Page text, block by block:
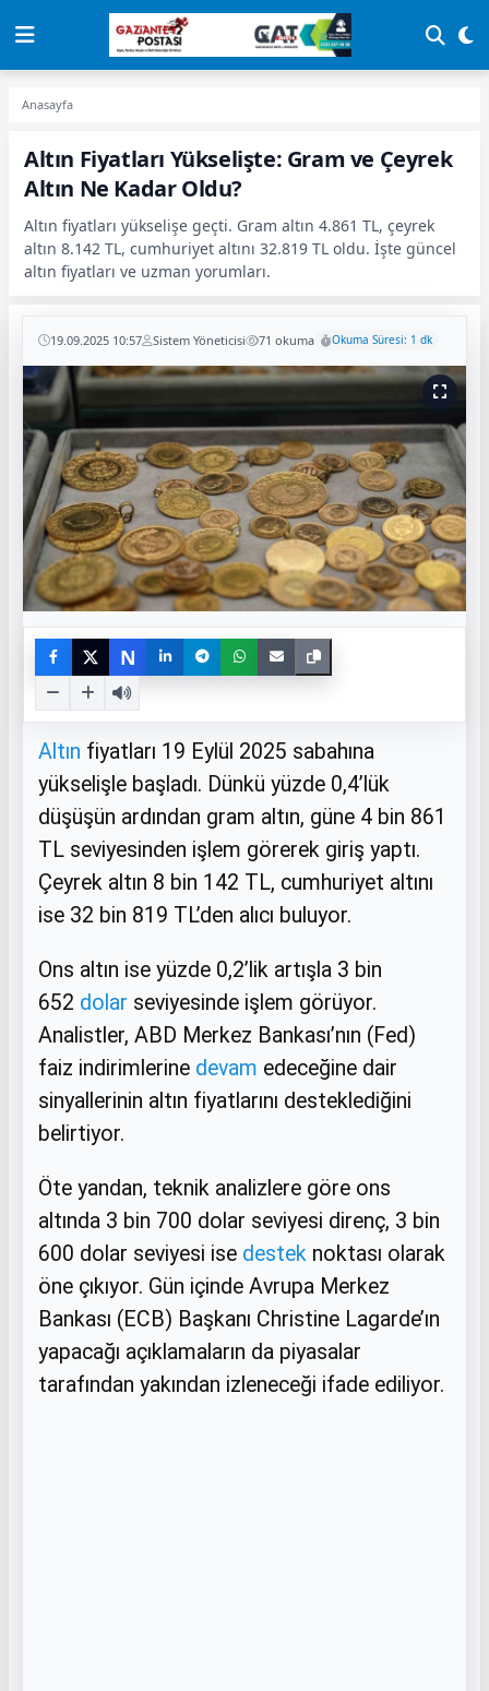
Anasayfa
Altın Fiyatları Yükselişte: Gram ve Çeyrek
Altın Ne Kadar Oldu?
Altın fiyatları yükselişe geçti. Gram altın 4.861 TL, çeyrek
altın 8.142 TL, cumhuriyet altını 32.819 TL oldu. İşte güncel
altın fiyatları ve uzman yorumları.
19.09.2025 10:57 Sistem Yöneticisi 71 okuma Okuma Süresi: 1 dk
N
Altın fiyatları 19 Eylül 2025 sabahına
yükselişle başladı. Dünkü yüzde 0,4’lük
düşüşün ardından gram altın, güne 4 bin 861
TL seviyesinden işlem görerek giriş yaptı.
Çeyrek altın 8 bin 142 TL, cumhuriyet altını
ise 32 bin 819 TL’den alıcı buluyor.
Ons altın ise yüzde 0,2’lik artışla 3 bin
652 dolar seviyesinde işlem görüyor.
Analistler, ABD Merkez Bankası’nın (Fed)
faiz indirimlerine devam edeceğine dair
sinyallerinin altın fiyatlarını desteklediğini
belirtiyor.
Öte yandan, teknik analizlere göre ons
altında 3 bin 700 dolar seviyesi direnç, 3 bin
600 dolar seviyesi ise destek noktası olarak
öne çıkıyor. Gün içinde Avrupa Merkez
Bankası (ECB) Başkanı Christine Lagarde’ın
yapacağı açıklamaların da piyasalar
tarafından yakından izleneceği ifade ediliyor.